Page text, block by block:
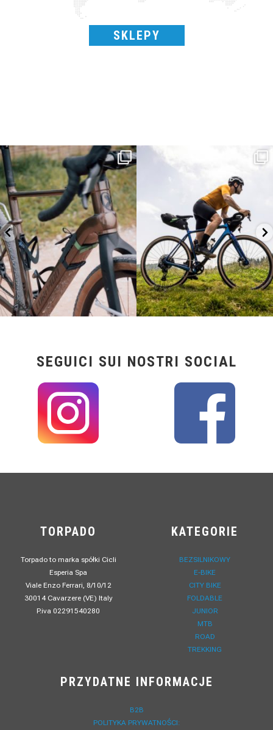
SKLEPY
Kepler R è la gravel pensata per affrontare
lunghe...
26 0
Parte dalla strada, continua sulla ghiaia,
2
SEGUICI SUI NOSTRI SOCIAL
TORPADO
Torpado to marka spółki Cicli
Esperia Spa
Viale Enzo Ferrari, 8/10/12
30014 Cavarzere (VE) Italy
P.iva 02291540280
KATEGORIE
BEZSILNIKOWY
E-BIKE
CITY BIKE
FOLDABLE
JUNIOR
MTB
ROAD
TREKKING
PRZYDATNE INFORMACJE
B2B
POLITYKA PRYWATNOŚCI: